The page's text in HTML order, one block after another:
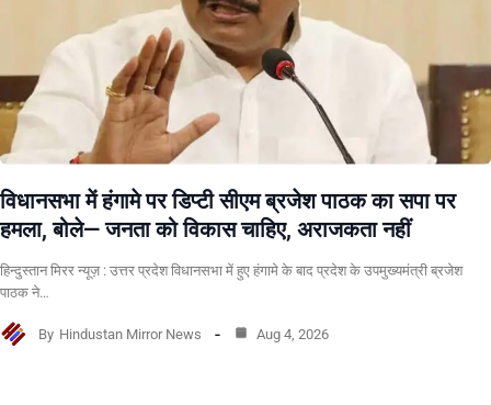
विधानसभा में हंगामे पर डिप्टी सीएम ब्रजेश पाठक का सपा पर
हमला, बोले— जनता को विकास चाहिए, अराजकता नहीं
हिन्दुस्तान मिरर न्यूज़ : उत्तर प्रदेश विधानसभा में हुए हंगामे के बाद प्रदेश के उपमुख्यमंत्री ब्रजेश
पाठक ने…
By Hindustan Mirror News Aug 4, 2026